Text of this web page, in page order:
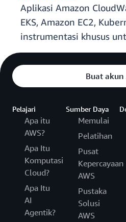
Aplikasi Amazon
EKS, Amazon EC2,
instrumentasi khusus
Buat akun
Pelajari
Apa itu
AWS?
Apa Itu
Komputasi
Cloud?
Apa Itu
AI
Agentik?
Sumber Daya
Memulai
Pelatihan
Pusat
Kepercayaan
AWS
Pustaka
Solusi
AWS